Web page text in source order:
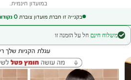
בקנייה זו חברת מועדון צוברת 0
משלוח חינם חל על הזמנה זו
עגלת הקניות שלך